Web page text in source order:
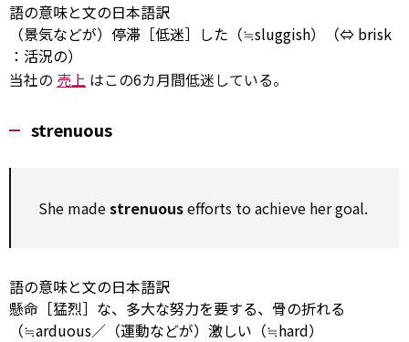
語の意味と文の日本語訳
（景気などが）停滞［低迷］した（≒sluggish）（⇔ brisk
：活況の）
当社の 売上 はこの6カ月間低迷している。
strenuous
She madestrenuousefforts toachieve her goal.
語の意味と文の日本語訳
懸命［猛烈］な、多大な努力を要する、骨の折れる
（≒arduous／（運動などが）激しい（≒hard）